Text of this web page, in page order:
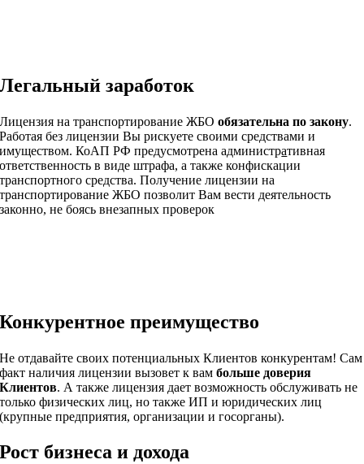
Легальный заработок
Лицензия на транспортирование ЖБОобязательна по закону.
Работая без лицензии Вы рискуете своими средствами и
имуществом. КоАП РФ предусмотрена административная
ответственность в виде штрафа, а также конфискации
транспортного средства. Получение лицензии на
транспортирование ЖБО позволит Вам вести деятельность
законно, не боясь внезапных проверок
Конкурентное преимущество
Не отдавайте своих потенциальных Клиентов конкурентам! Сам
факт наличия лицензии вызовет к вамбольше доверия
Клиентов. А также лицензия дает возможность обслуживать не
только физических лиц, но также ИП и юридических лиц
(крупные предприятия, организации и госорганы).
Рост бизнеса и дохода